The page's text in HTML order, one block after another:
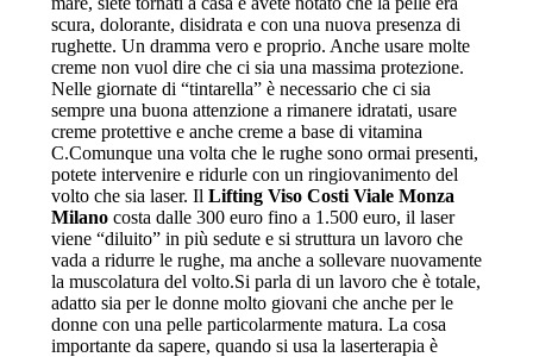
scura, dolorante, disidrata e con una nuova presenza di
rughette. Un dramma vero e proprio. Anche usare molte
creme non vuol dire che ci sia una massima protezione.
Nelle giornate di “tintarella” è necessario che ci sia
sempre una buona attenzione a rimanere idratati, usare
creme protettive e anche creme a base di vitamina
C.Comunque una volta che le rughe sono ormai presenti,
potete intervenire e ridurle con un ringiovanimento del
volto che sia laser. Il Lifting Viso Costi Viale Monza
Milanocosta dalle 300 euro fino a 1.500 euro, il laser
viene “diluito” in più sedute e si struttura un lavoro che
vada a ridurre le rughe, ma anche a sollevare nuovamente
la muscolatura del volto.Si parla di un lavoro che è totale,
adatto sia per le donne molto giovani che anche per le
donne con una pelle particolarmente matura. La cosa
importante da sapere, quando si usa la laserterapia è